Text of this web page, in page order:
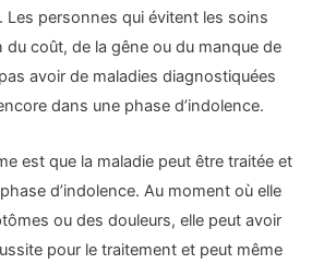
Les personnes qui évitent les soins
du coût, de la gêne ou du manque de
avoir de maladies diagnostiquées
dans une phase d’indolence.
est que la maladie peut être traitée et
d’indolence. Au moment où elle
ou des douleurs, elle peut avoir
pour le traitement et peut même